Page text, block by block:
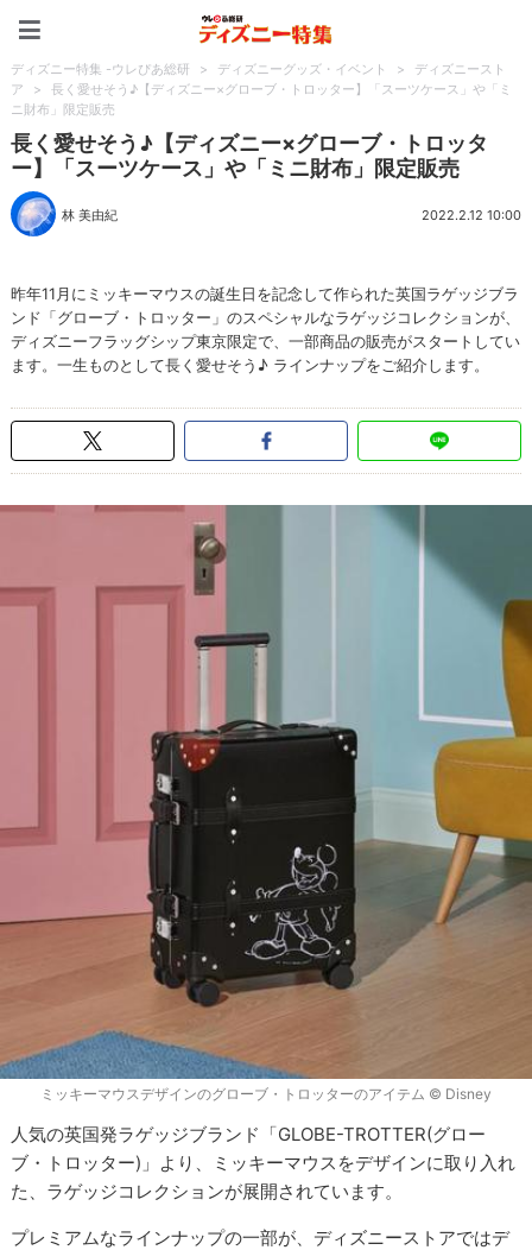
ディズニー特集 -ウレぴあ総研 > ディズニーグッズ・イベント >
ディズニースト
ア
>
長く愛せそう♪【ディズニー×グローブ・トロッター】「スーツケース」や「ミ
ニ財布」限定販売
長く愛せそう♪【ディズニー×グローブ・トロッタ
ー】「スーツケース」や「ミニ財布」限定販売
林 美由紀 2022.2.12 10:00
昨年11月にミッキーマウスの誕生日を記念して作られた英国ラゲッジブラ
ンド「グローブ・トロッター」のスペシャルなラゲッジコレクションが、
ディズニーフラッグシップ東京限定で、一部商品の販売がスタートしてい
ます。一生ものとして長く愛せそう♪ ラインナップをご紹介します。
ミッキーマウスデザインのグローブ・トロッターのアイテム © Disney
人気の英国発ラゲッジブランド「GLOBE-TROTTER(グロー
ブ・トロッター)」より、ミッキーマウスをデザインに取り入れ
た、ラゲッジコレクションが展開されています。
プレミアムなラインナップの一部が、ディズニーストアではデ